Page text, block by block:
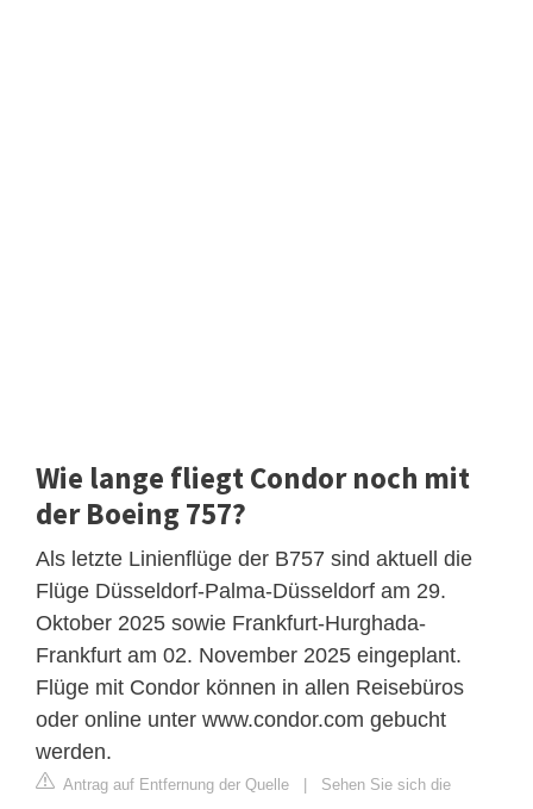
Wie lange fliegt Condor noch mit
der Boeing 757?
Als letzte Linienflüge der B757 sind aktuell die
Flüge Düsseldorf-Palma-Düsseldorf am 29.
Oktober 2025 sowie Frankfurt-Hurghada-
Frankfurt am 02. November 2025 eingeplant.
Flüge mit Condor können in allen Reisebüros
oder online unter www.condor.com gebucht
werden.
Antrag auf Entfernung der Quelle
Sehen Sie sich die